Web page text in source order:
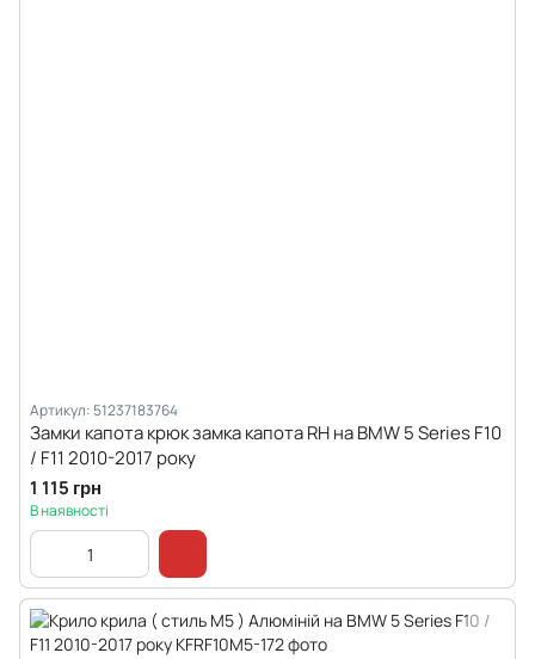
Артикул: 51237183764
Замки капота крюк замка капота RH на BMW 5 Series F10
/ F11 2010-2017 року
1 115 грн
В наявності